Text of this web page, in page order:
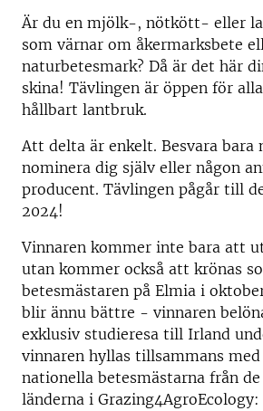
Är du en mjölk-, nötkött- eller
som värnar om åkermarksbete
naturbetesmark? Då är det här
skina! Tävlingen är öppen för
hållbart lantbruk.
Att delta är enkelt. Besvara bara
nominera dig själv eller någon
producent. Tävlingen pågår till
2024!
Vinnaren kommer inte bara att
utan kommer också att krönas
betesmästaren på Elmia i
blir ännu bättre - vinnaren
exklusiv studieresa till Irland
vinnaren hyllas tillsammans med
nationella betesmästarna från
länderna i Grazing4AgroEcology: